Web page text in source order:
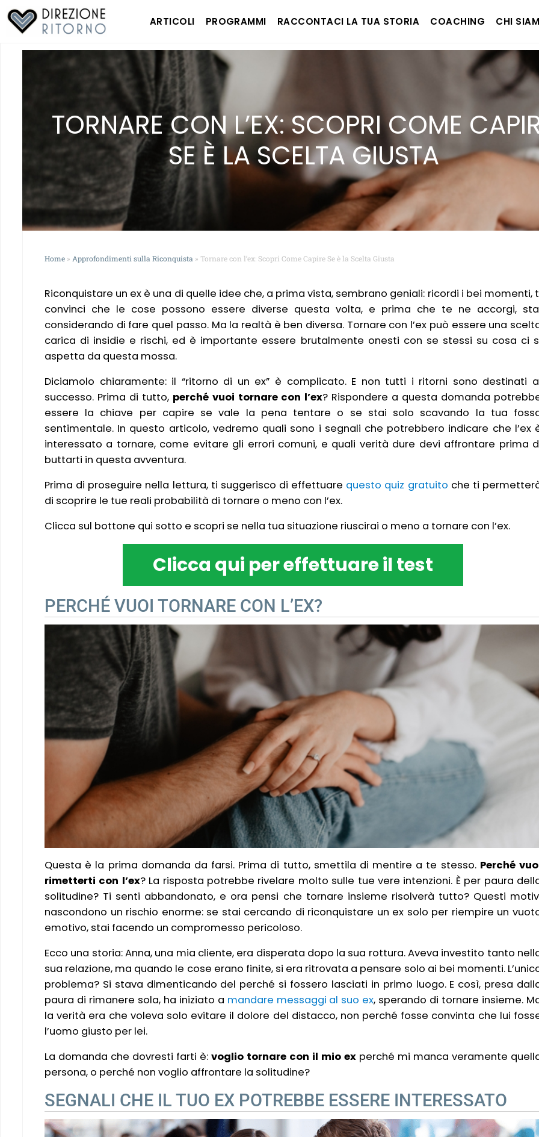
ARTICOLI PROGRAMMI RACCONTACI LA TUA STORIA COACHING CHI
TORNARE CON L’EX: SCOPRI COME
SE È LA SCELTA GIUSTA
Home » Approfondimenti sulla Riconquista » Tornare con l’ex: Scopri Come Capire Se è la Scelta Giusta
Riconquistare un ex è una di quelle idee che, a prima vista, sembrano geniali: ricordi i bei momenti,
convinci che le cose possono essere diverse questa volta, e prima che te ne accorgi,
considerando di fare quel passo. Ma la realtà è ben diversa. Tornare con l’ex può essere una
carica di insidie e rischi, ed è importante essere brutalmente onesti con se stessi su cosa ci
aspetta da questa mossa.
Diciamolo chiaramente: il “ritorno di un ex” è complicato. E non tutti i ritorni sono destinati
successo. Prima di tutto, perché vuoi tornare con l’ex? Rispondere a questa domanda
essere la chiave per capire se vale la pena tentare o se stai solo scavando la tua
sentimentale. In questo articolo, vedremo quali sono i segnali che potrebbero indicare che l’ex
interessato a tornare, come evitare gli errori comuni, e quali verità dure devi affrontare prima
buttarti in questa avventura.
Prima di proseguire nella lettura, ti suggerisco di effettuare questo quiz gratuito che ti
di scoprire le tue reali probabilità di tornare o meno con l’ex.
Clicca sul bottone qui sotto e scopri se nella tua situazione riuscirai o meno a tornare con l’ex.
Clicca qui per effettuare il test
PERCHÉ VUOI TORNARE CON L’EX?
Questa è la prima domanda da farsi. Prima di tutto, smettila di mentire a te stesso. Perché
rimetterti con l’ex? La risposta potrebbe rivelare molto sulle tue vere intenzioni. È per paura
solitudine? Ti senti abbandonato, e ora pensi che tornare insieme risolverà tutto? Questi
nascondono un rischio enorme: se stai cercando di riconquistare un ex solo per riempire un
emotivo, stai facendo un compromesso pericoloso.
Ecco una storia: Anna, una mia cliente, era disperata dopo la sua rottura. Aveva investito tanto
sua relazione, ma quando le cose erano finite, si era ritrovata a pensare solo ai bei momenti.
problema? Si stava dimenticando del perché si fossero lasciati in primo luogo. E così, presa
paura di rimanere sola, ha iniziato a mandare messaggi al suo ex, sperando di tornare insieme.
la verità era che voleva solo evitare il dolore del distacco, non perché fosse convinta che lui
l’uomo giusto per lei.
La domanda che dovresti farti è: voglio tornare con il mio ex perché mi manca veramente
persona, o perché non voglio affrontare la solitudine?
SEGNALI CHE IL TUO EX POTREBBE ESSERE INTERESSATO